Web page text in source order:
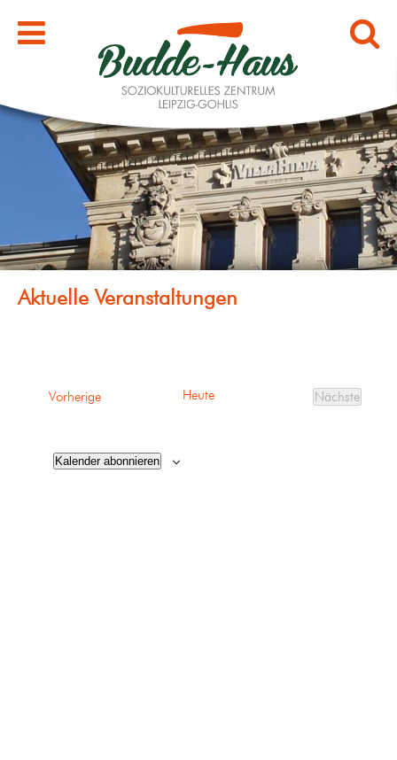
VorherigeVeranstaltungenHeute
Nächste
Kalender abonnieren